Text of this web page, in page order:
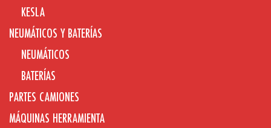
KESLA
NEUMÁTICOS Y BATERÍAS
NEUMÁTICOS
BATERÍAS
PARTES CAMIONES
MÁQUINAS HERRAMIENTA